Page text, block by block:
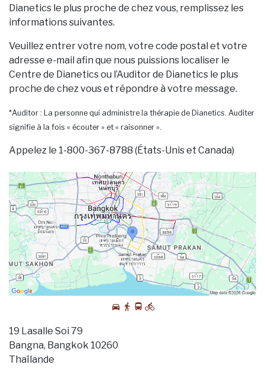
Dianetics le plus proche de chez vous, remplissez les
informations suivantes.
Veuillez entrer votre nom, votre code postal et votre
adresse e-mail afin que nous puissions localiser le
Centre de Dianetics ou l’Auditor de Dianetics le plus
proche de chez vous et répondre à votre message.
*Auditor : La personne qui administre la thérapie de Dianetics. Auditer
signifie à la fois « écouter » et « raisonner ».
Appelez le 1-800-367-8788 (États-Unis et Canada)
19 Lasalle Soi 79
Bangna, Bangkok 10260
Thaïlande